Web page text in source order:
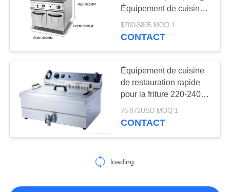
Équipement de cuisine
de restauration rapide
pour une capacité de
$700-$805 MOQ:1
CONTACT
Équipement de cuisine
de restauration rapide
pour la friture 220-240v
Construction en acier
inoxydable
76-972USD MOQ:1
CONTACT
loading...